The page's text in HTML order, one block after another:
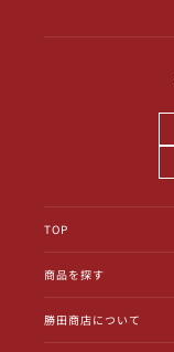
TOP
商品を探す
勝田商店について